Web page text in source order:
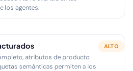
los agentes.
atributos de producto
semánticas permiten a los
ALTO